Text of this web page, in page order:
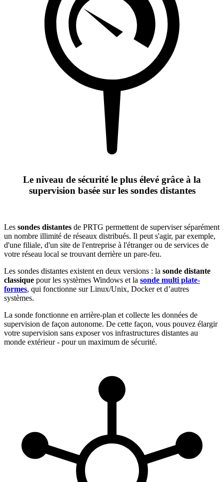
Le niveau de sécurité le plus élevé grâce à la
supervision basée sur les sondes distantes
Les sondes distantes de PRTG permettent de superviser séparément
un nombre illimité de réseaux distribués. Il peut s'agir, par exemple,
d'une filiale, d'un site de l'entreprise à l'étranger ou de services de
votre réseau local se trouvant derrière un pare-feu.
Les sondes distantes existent en deux versions : la sonde distante
classique pour les systèmes Windows et la sonde multi plate-
formes, qui fonctionne sur Linux/Unix, Docker et d’autres
systèmes.
La sonde fonctionne en arrière-plan et collecte les données de
supervision de façon autonome. De cette façon, vous pouvez élargir
votre supervision sans exposer vos infrastructures distantes au
monde extérieur - pour un maximum de sécurité.